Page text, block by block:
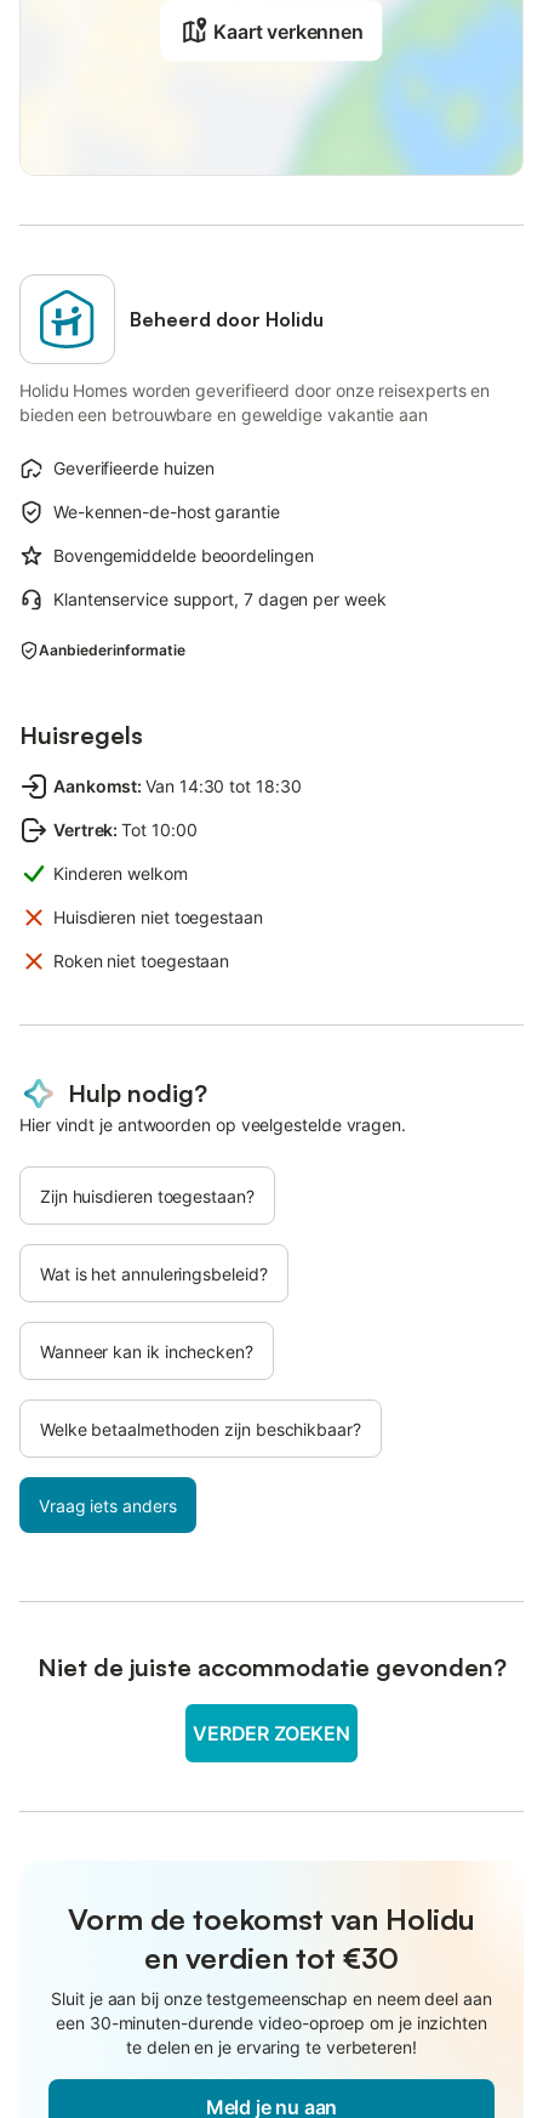
Kaart verkennen
Beheerd door Holidu
Holidu Homes worden geverifieerd door onze reisexperts en
bieden een betrouwbare en geweldige vakantie aan
Geverifieerde huizen
We-kennen-de-host garantie
Bovengemiddelde beoordelingen
Klantenservice support, 7 dagen per week
Aanbiederinformatie
Huisregels
Aankomst: Van 14:30 tot 18:30
Vertrek: Tot 10:00
Kinderen welkom
Huisdieren niet toegestaan
Roken niet toegestaan
Hulp nodig?
Hier vindt je antwoorden op veelgestelde vragen.
Zijn huisdieren toegestaan?
Wat is het annuleringsbeleid?
Wanneer kan ik inchecken?
Welke betaalmethoden zijn beschikbaar?
Vraag iets anders
Niet de juiste accommodatie gevonden?
VERDER ZOEKEN
Vorm de toekomst van Holidu
en verdien tot €30
Sluit je aan bij onze testgemeenschap en neem deel aan
een 30-minuten-durende video-oproep om je inzichten
te delen en je ervaring te verbeteren!
Meld je nu aan